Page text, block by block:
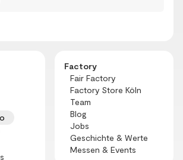
Factory
Fair Factory
Factory Store Köln
Team
Blog
Jobs
Geschichte & Werte
Messen & Events